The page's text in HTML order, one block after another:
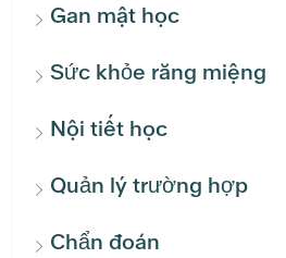
Gan mật học
Sức khỏe răng miệng
Nội tiết học
Quản lý trường hợp
Chẩn đoán